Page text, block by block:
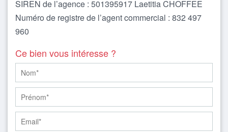
SIREN de l’agence : 501395917 Laetitia CHOFFEE
Numéro de registre de l’agent commercial : 832 497
960
Ce bien vous intéresse ?